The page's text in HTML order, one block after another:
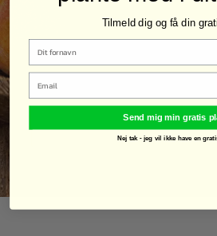
Tilmeld dig og få din
Email
Send mig min gratis
Nej tak - jeg vil ikke have en